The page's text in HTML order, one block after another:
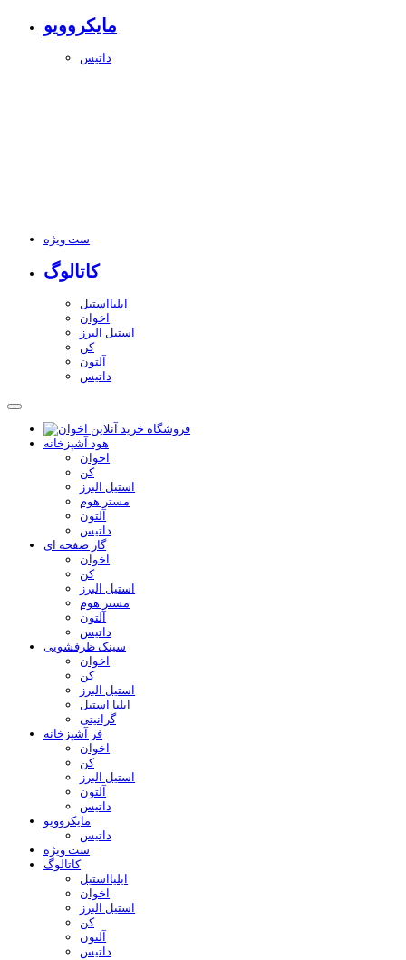
مایکروویو
داتیس
ست ویژه
کاتالوگ
ایلیااستیل
اخوان
استیل البرز
کن
آلتون
داتیس
هود آشپزخانه
اخوان
کن
استیل البرز
مستر هوم
آلتون
داتیس
گاز صفحه ای
اخوان
کن
استیل البرز
مستر هوم
آلتون
داتیس
سینک ظرفشویی
اخوان
کن
استیل البرز
ایلیا استیل
گرانیتی
فر آشپزخانه
اخوان
کن
استیل البرز
آلتون
داتیس
مایکروویو
داتیس
ست ویژه
کاتالوگ
ایلیااستیل
اخوان
استیل البرز
کن
آلتون
داتیس